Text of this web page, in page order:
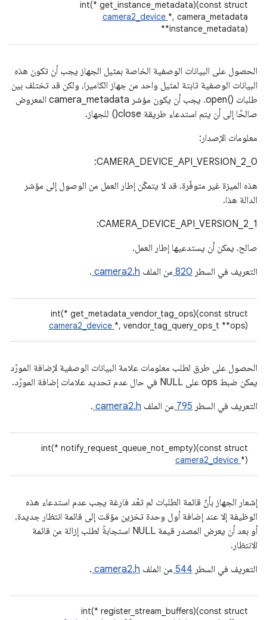
int(* get_instance_metadata)(const struct
camera2_device *, camera_metadata
**instance_metadata)
الحصول على البيانات الوصفية الخاصة بمثيل الجهاز يجب أن تكون هذه
البيانات الوصفية ثابتة لمثيل واحد من جهاز الكاميرا، ولكن قد تختلف بين
طلبات open()‎. يجب أن يكون مؤشر camera_metadata المعروض
صالحًا إلى أن يتم استدعاء طريقة close() للجهاز.
معلومات الإصدار:
‫CAMERA_DEVICE_API_VERSION_2_0:
هذه الميزة غير متوفّرة. قد لا يتمكّن إطار العمل من الوصول إلى مؤشر
الدالة هذا.
‫CAMERA_DEVICE_API_VERSION_2_1:
صالح. يمكن أن يستدعيها إطار العمل.
التعريف في السطر 820 من الملف camera2.h
.
int(* get_metadata_vendor_tag_ops)(const struct
camera2_device *, vendor_tag_query_ops_t **ops)
الحصول على طرق لطلب معلومات علامة البيانات الوصفية لإضافة المورّد
يمكن ضبط ops على NULL في حال عدم تحديد علامات إضافة المورّد.
التعريف في السطر 795 من الملف camera2.h
.
int(* notify_request_queue_not_empty)(const struct
camera2_device *)
إشعار الجهاز بأنّ قائمة الطلبات لم تعُد فارغة يجب عدم استدعاء هذه
الوظيفة إلا عند إضافة أول وحدة تخزين مؤقت إلى قائمة انتظار جديدة،
أو بعد أن يعرض المصدر قيمة NULL استجابةً لطلب إزالة من قائمة
الانتظار.
التعريف في السطر 544 من الملف camera2.h
.
int(* register_stream_buffers)(const struct